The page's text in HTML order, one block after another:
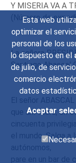
Esta web
optimizar el
personal de los
lo dispuesto en el
de julio, de
comercio
datos
Aceptar
Y MISERIA VA A
(Número de
La señora
Santiago Abascal
El señor
que ahí fuera, en
cincuenta
el mundo. Salga a
autónomos,
pare en un bar de